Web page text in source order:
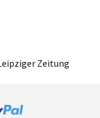
Zeitung